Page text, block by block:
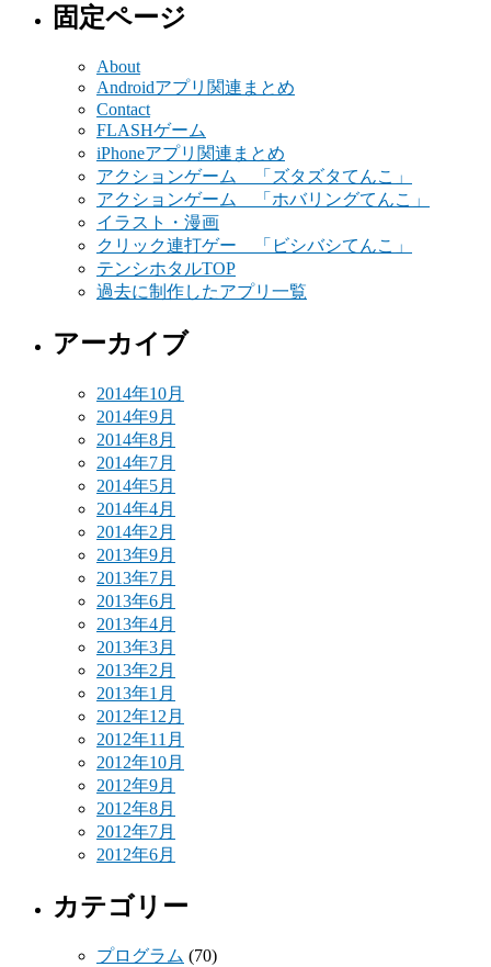
固定ページ
About
Androidアプリ関連まとめ
Contact
FLASHゲーム
iPhoneアプリ関連まとめ
アクションゲーム 「ズタズタてんこ」
アクションゲーム 「ホバリングてんこ」
イラスト・漫画
クリック連打ゲー 「ビシバシてんこ」
テンシホタルTOP
過去に制作したアプリ一覧
アーカイブ
2014年10月
2014年9月
2014年8月
2014年7月
2014年5月
2014年4月
2014年2月
2013年9月
2013年7月
2013年6月
2013年4月
2013年3月
2013年2月
2013年1月
2012年12月
2012年11月
2012年10月
2012年9月
2012年8月
2012年7月
2012年6月
カテゴリー
プログラム (70)